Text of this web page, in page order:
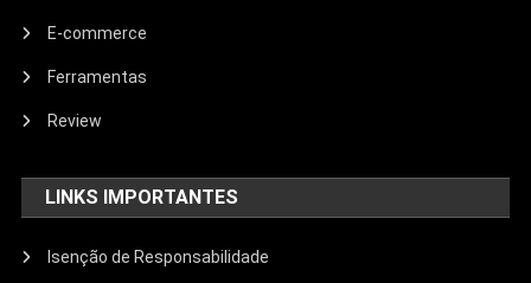
E-commerce
Ferramentas
Review
LINKS IMPORTANTES
Isenção de Responsabilidade